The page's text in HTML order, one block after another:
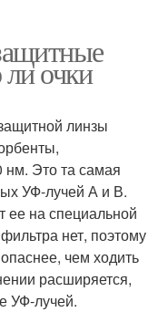
очки
линзы
Это та самая
УФ-лучей А и В.
ее на специальной
нет, поэтому
чем ходить
расширяется,
УФ-лучей.